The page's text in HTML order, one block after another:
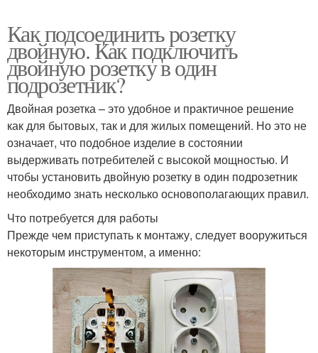
Как подсоединить розетку
двойную. Как подключить
двойную розетку в один
подрозетник?
Двойная розетка – это удобное и практичное решение
как для бытовых, так и для жилых помещений. Но это не
означает, что подобное изделие в состоянии
выдерживать потребителей с высокой мощностью. И
чтобы установить двойную розетку в один подрозетник
необходимо знать несколько основополагающих правил.
Что потребуется для работы
Прежде чем приступать к монтажу, следует вооружиться
некоторым инструментом, а именно: